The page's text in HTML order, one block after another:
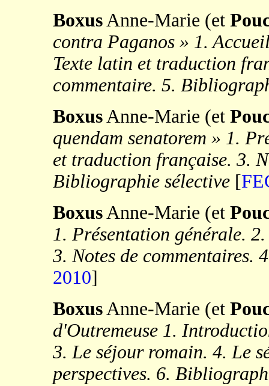
BoxusAnne-Marie (et
contra Paganos » 1.
Texte latin et traduction
commentaire. 5.
BoxusAnne-Marie (et
quendam senatorem » 1.
et traduction française. 3.
Bibliographie sélective [
BoxusAnne-Marie (et
1. Présentation générale.
3. Notes de
2010]
BoxusAnne-Marie (et
d'Outremeuse 1.
3. Le séjour romain. 4. Le
perspectives. 6.